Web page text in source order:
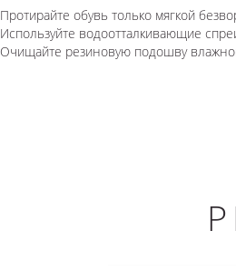
Протирайте обувь только мягкой
Используйте водоотталкивающие
Очищайте резиновую подошву